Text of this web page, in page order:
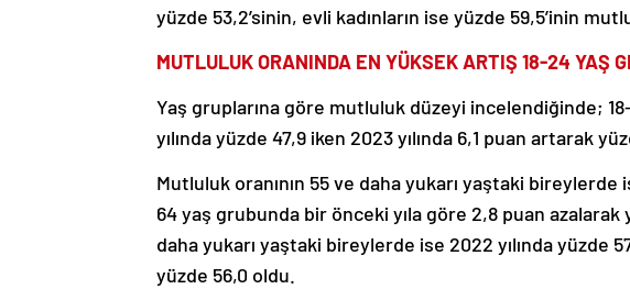
yüzde 53,2’sinin, evli kadınların ise yüzde 59,5’inin
MUTLULUK ORANINDA EN YÜKSEK ARTIŞ 18-24 YAŞ
Yaş gruplarına göre mutluluk düzeyi incelendiğinde;
yılında yüzde 47,9 iken 2023 yılında 6,1 puan artarak
Mutluluk oranının 55 ve daha yukarı yaştaki bireylerde
64 yaş grubunda bir önceki yıla göre 2,8 puan
daha yukarı yaştaki bireylerde ise 2022 yılında yüzde
yüzde 56,0 oldu.